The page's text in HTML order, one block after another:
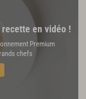
en vidéo !
Premium
chefs